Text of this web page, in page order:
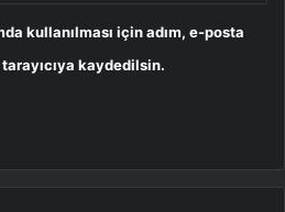
kullanılması için adım, e-posta
kaydedilsin.